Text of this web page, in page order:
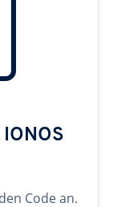
Code an.